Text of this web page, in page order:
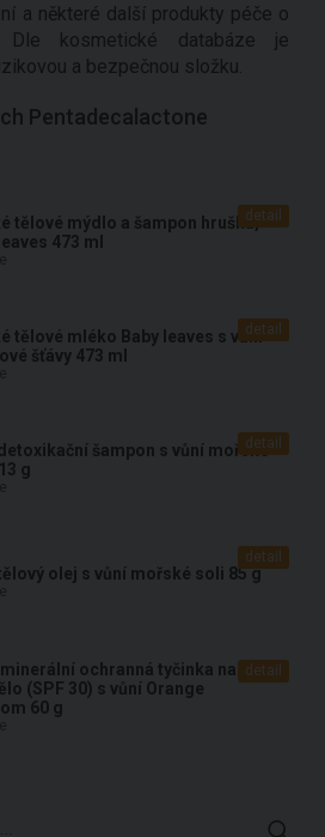
a některé další produkty péče o
kosmetické databáze je
a bezpečnou složku.
Pentadecalactone
tělové mýdlo a šampon hruška,
473 ml
detail
tělové mléko Baby leaves s vůní
šťávy 473 ml
detail
šampon s vůní mořské
g
detail
olej s vůní mořské soli 85 g
detail
minerální ochranná tyčinka na
(SPF 30) s vůní Orange
60 g
detail